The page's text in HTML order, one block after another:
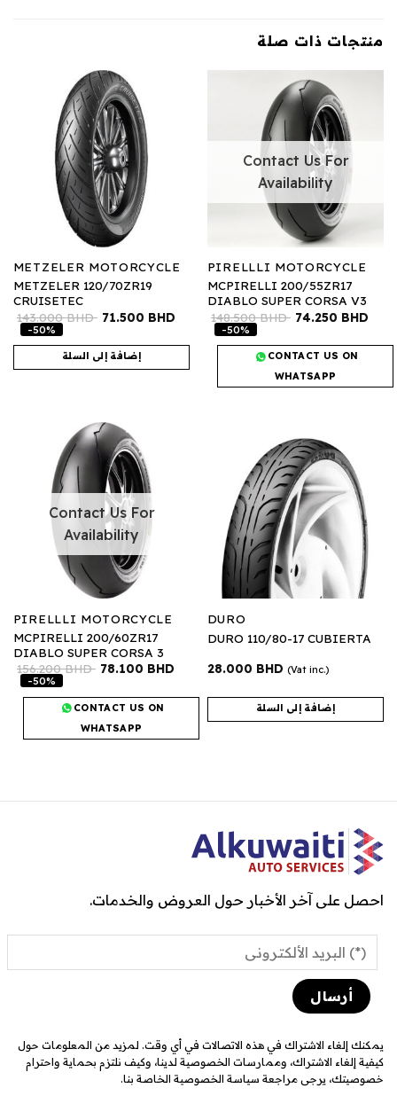
منتجات ذات صلة
Contact Us For
Availability
PIRELLLI MOTORCYCLE
MCPIRELLI 200/55ZR17
DIABLO SUPER CORSA V3
148.500BHD 74.250 BHD
-50%
CONTACT US ON
WHATSAPP
METZELER MOTORCYCLE
METZELER 120/70ZR19
CRUISETEC
143.000BHD 71.500 BHD
-50%
إضافة إلى السلة
DURO
DURO 110/80-17 CUBIERTA
28.000 BHD (Vat inc.)
إضافة إلى السلة
Contact Us For
Availability
PIRELLLI MOTORCYCLE
MCPIRELLI 200/60ZR17
DIABLO SUPER CORSA 3
156.200BHD 78.100 BHD
-50%
CONTACT US ON
WHATSAPP
احصل على آخر الأخبار حول العروض والخدمات.
يمكنك إلغاء الاشتراك في هذه الاتصالات في أي وقت. لمزيد من المعلومات حول
كيفية إلغاء الاشتراك، وممارسات الخصوصية لدينا، وكيف نلتزم بحماية واحترام
خصوصيتك، يرجى مراجعة سياسة الخصوصية الخاصة بنا.